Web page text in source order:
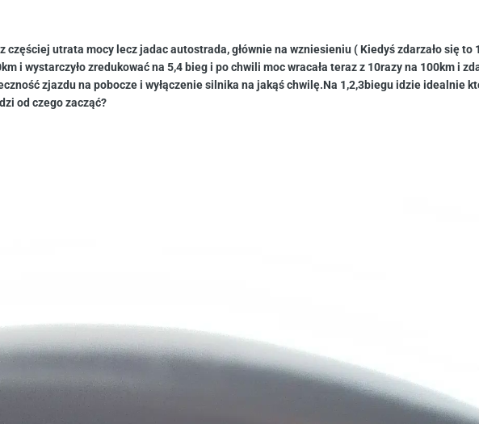
częściej utrata mocy lecz jadac autostrada, głównie na wzniesieniu ( Kiedyś zdarzało się to
i wystarczyło zredukować na 5,4 bieg i po chwili moc wracała teraz z 10razy na 100km i
zjazdu na pobocze i wyłączenie silnika na jakąś chwilę.Na 1,2,3biegu idzie idealnie
od czego zacząć?